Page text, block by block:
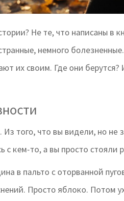
Не те, что написаны в
немного
их своим. Где они берутся?
того, что вы видели, но не
с кем-то, а вы просто стояли
в пальто с оторванной
Просто яблоко. Потом